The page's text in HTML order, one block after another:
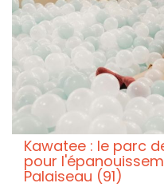
Kawatee : le parc
pour
Palaiseau (91)